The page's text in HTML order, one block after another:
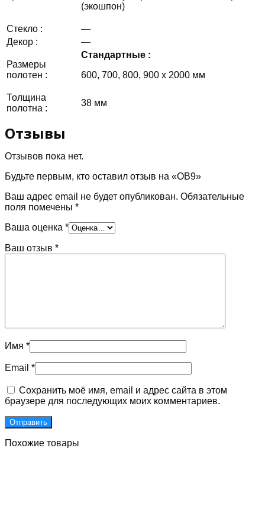
(экошпон)
Стекло :
—
Декор :
—
Размеры
полотен :
Стандартные :
600, 700, 800, 900 х 2000 мм
Толщина
полотна :
38 мм
Отзывы
Отзывов пока нет.
Будьте первым, кто оставил отзыв на «OB9»
Ваш адрес email не будет опубликован. Обязательные
поля помечены *
Ваша оценка *
Ваш отзыв *
Имя *
Email *
Сохранить моё имя, email и адрес сайта в этом
браузере для последующих моих комментариев.
Похожие товары